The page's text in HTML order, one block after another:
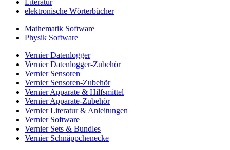
Literatur
elektronische Wörterbücher
Mathematik Software
Physik Software
Vernier Datenlogger
Vernier Datenlogger-Zubehör
Vernier Sensoren
Vernier Sensoren-Zubehör
Vernier Apparate & Hilfsmittel
Vernier Apparate-Zubehör
Vernier Literatur & Anleitungen
Vernier Software
Vernier Sets & Bundles
Vernier Schnäppchenecke